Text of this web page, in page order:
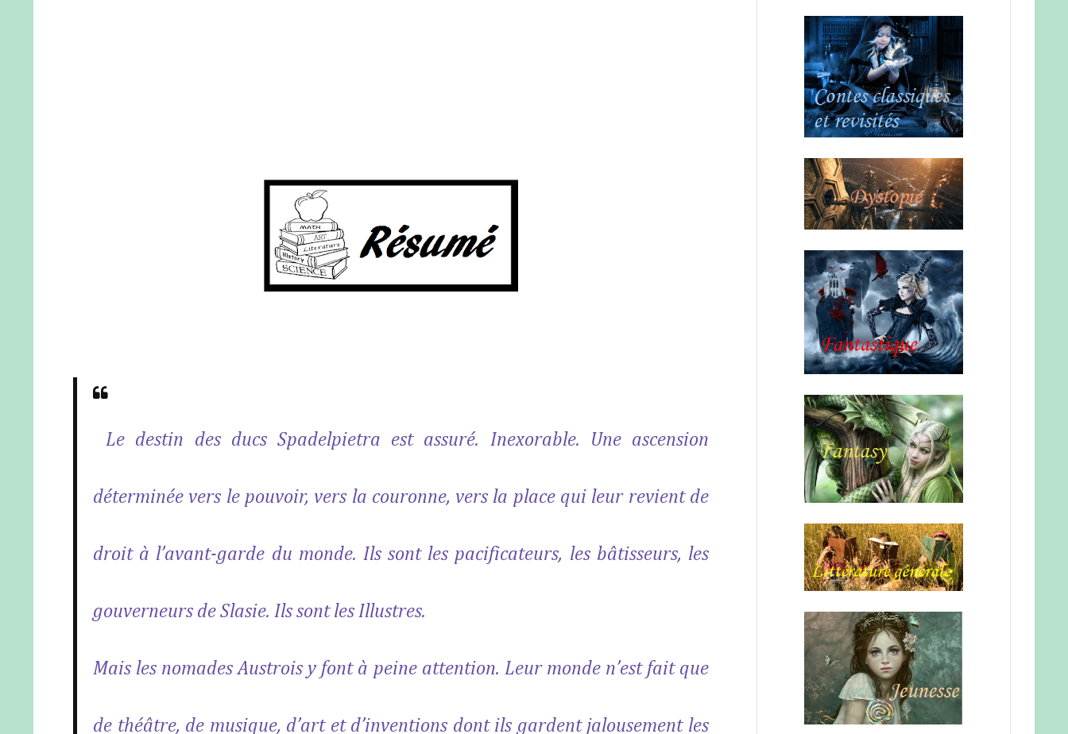
Le destin des ducs Spadelpietra est assuré. Inexorable. Une ascension
déterminée vers le pouvoir, vers la couronne, vers la place qui leur revient de
droit à l’avant-garde du monde. Ils sont les pacificateurs, les bâtisseurs, les
gouverneurs de Slasie. Ils sont les Illustres.
Mais les nomades Austrois y font à peine attention. Leur monde n’est fait que
de théâtre, de musique, d’art et d’inventions dont ils gardent jalousement les